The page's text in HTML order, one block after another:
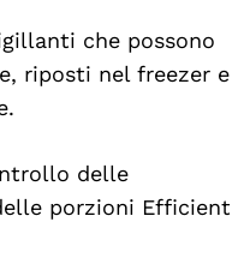
che possono
riposti nel freezer e
delle
porzioni Efficient